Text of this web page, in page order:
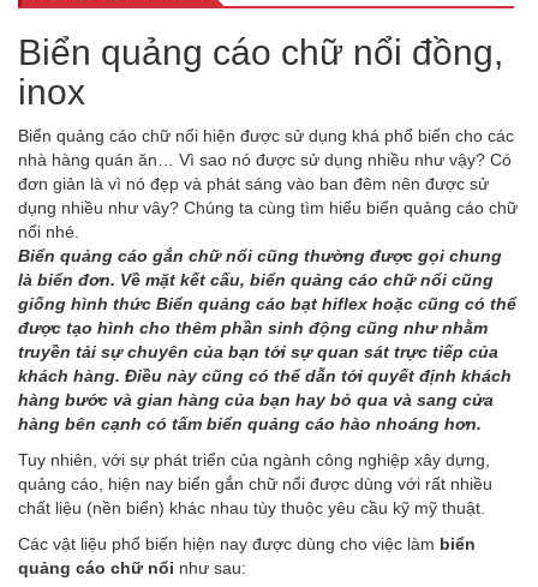
Biển quảng cáo chữ nổi đồng,
inox
Biển quảng cáo chữ nổi hiện được sử dụng khá phổ biến cho các
nhà hàng quán ăn… Vì sao nó được sử dụng nhiều như vậy? Có
đơn giản là vì nó đẹp và phát sáng vào ban đêm nên được sử
dụng nhiều như vây? Chúng ta cùng tìm hiểu biển quảng cáo chữ
nổi nhé.
Biển quảng cáo gắn chữ nổi cũng thường được gọi chung
là biển đơn. Về mặt kết cấu, biển quảng cáo chữ nổi cũng
giống hình thức Biển quảng cáo bạt hiflex hoặc cũng có thể
được tạo hình cho thêm phần sinh động cũng như nhằm
truyền tải sự chuyên của bạn tới sự quan sát trực tiếp của
khách hàng. Điều này cũng có thể dẫn tới quyết định khách
hàng bước và gian hàng của bạn hay bỏ qua và sang cửa
hàng bên cạnh có tấm biển quảng cáo hào nhoáng hơn.
Tuy nhiên, với sự phát triển của ngành công nghiệp xây dựng,
quảng cáo, hiện nay biển gắn chữ nổi được dùng với rất nhiều
chất liệu (nền biển) khác nhau tùy thuộc yêu cầu kỹ mỹ thuật.
Các vật liệu phổ biến hiện nay được dùng cho việc làm biển
quảng cáo chữ nổi như sau: